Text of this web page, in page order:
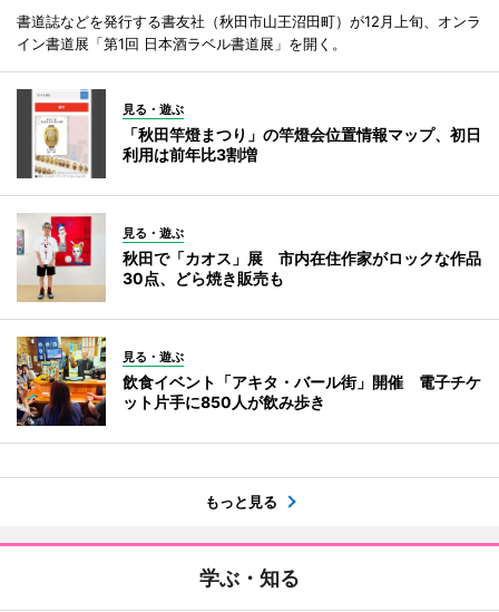
書道誌などを発行する書友社（秋田市山王沼田町）が12月上旬、オンラ
イン書道展「第1回 日本酒ラベル書道展」を開く。
見る・遊ぶ
「秋田竿燈まつり」の竿燈会位置情報マップ、初日
利用は前年比3割増
見る・遊ぶ
秋田で「カオス」展 市内在住作家がロックな作品
30点、どら焼き販売も
見る・遊ぶ
飲食イベント「アキタ・バール街」開催 電子チケ
ット片手に850人が飲み歩き
もっと見る
学ぶ・知る